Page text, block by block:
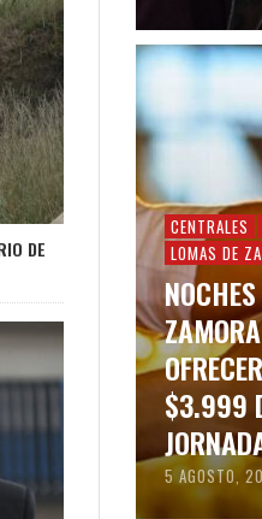
DE
CENTRALES
LOMAS DE
$3.999
5 AGOSTO,